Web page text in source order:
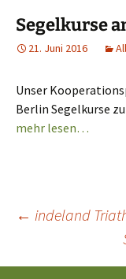
Segelkurse
21. Juni 2016
Unser
Berlin Segelkurse
mehr lesen…
← indeland